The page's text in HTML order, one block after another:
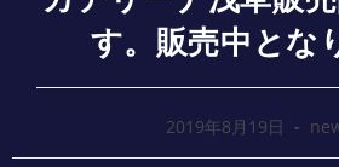
す。販売中とな
2019年8月19日